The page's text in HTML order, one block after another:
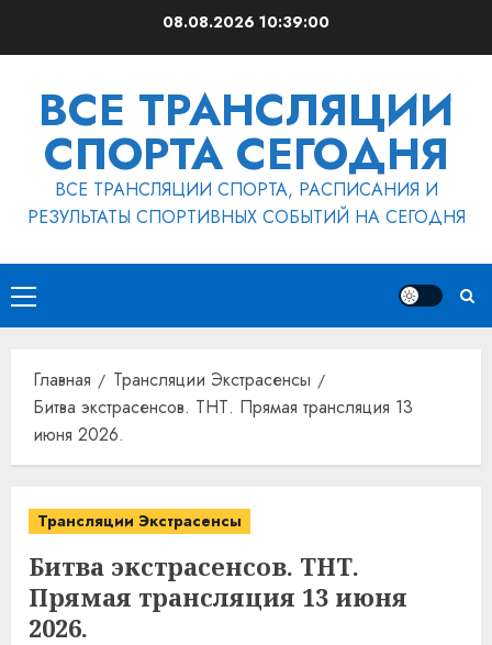
08.08.202610:39:01
ВСЕ ТРАНСЛЯЦИИ
СПОРТА СЕГОДНЯ
ВСЕ ТРАНСЛЯЦИИ СПОРТА, РАСПИСАНИЯ И
РЕЗУЛЬТАТЫ СПОРТИВНЫХ СОБЫТИЙ НА СЕГОДНЯ
Основное
меню
Главная
Трансляции Экстрасенсы
Битва экстрасенсов. ТНТ. Прямая трансляция 13
июня 2026.
Трансляции Экстрасенсы
Битва экстрасенсов. ТНТ.
Прямая трансляция 13 июня
2026.